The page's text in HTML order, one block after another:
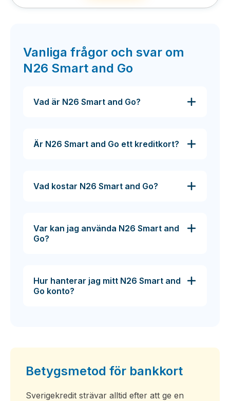
Vanliga frågor och svar om
N26 Smart and Go
Vad är N26 Smart and Go?
Är N26 Smart and Go ett kreditkort?
Vad kostar N26 Smart and Go?
Var kan jag använda N26 Smart and
Go?
Hur hanterar jag mitt N26 Smart and
Go konto?
Betygsmetod för bankkort
Sverigekredit strävar alltid efter att ge en